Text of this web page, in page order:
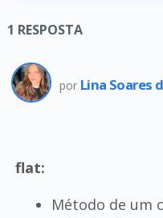
1 RESPOSTA
por Lina Soares
flat:
Método de um